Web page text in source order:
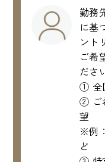
勤務
に基
ント
ご希
ださ
① 全
② ご
望
※例
ど